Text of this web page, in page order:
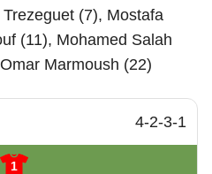
(7), Mostafa
(11), Mohamed Salah
Marmoush (22)
4-2-3-1
1